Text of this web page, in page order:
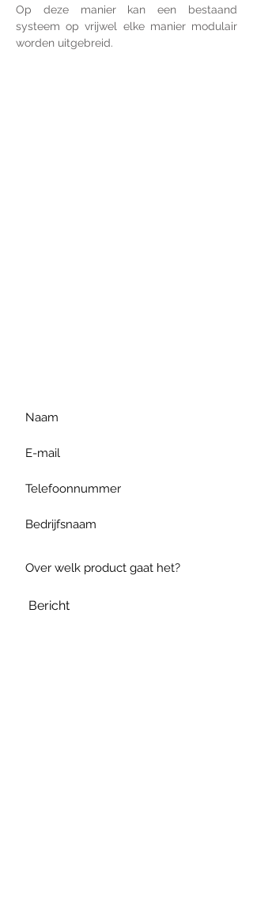
Op deze manier kan een bestaand
systeem op vrijwel elke manier modulair
worden uitgebreid.